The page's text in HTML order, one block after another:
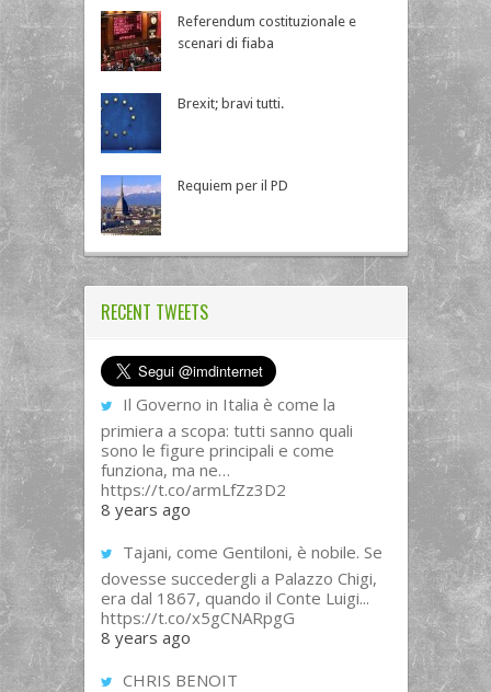
Referendum costituzionale e
scenari di fiaba
Brexit; bravi tutti.
Requiem per il PD
RECENT TWEETS
Il Governo in Italia è come la
primiera a scopa: tutti sanno quali
sono le figure principali e come
funziona, ma ne…
https://t.co/armLfZz3D2
8 years ago
Tajani, come Gentiloni, è nobile. Se
dovesse succedergli a Palazzo Chigi,
era dal 1867, quando il Conte Luigi...
https://t.co/x5gCNARpgG
8 years ago
CHRIS BENOIT